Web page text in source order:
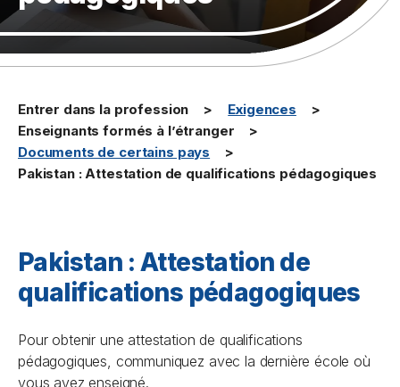
Entrer dans la profession
Exigences
Enseignants formés à l’étranger
Documents de certains pays
Pakistan : Attestation de qualifications pédagogiques
Pakistan : Attestation de
qualifications pédagogiques
Pour obtenir une attestation de qualifications
pédagogiques, communiquez avec la dernière école où
vous avez enseigné.